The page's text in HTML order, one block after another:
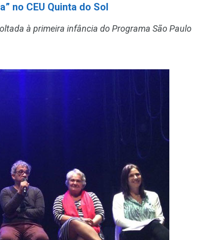
no CEU Quinta do Sol
à primeira infância do Programa São Paulo